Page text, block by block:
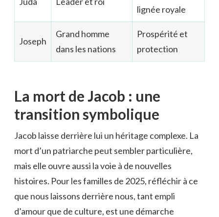
lignée royale
Joseph
Grand homme
dans les nations
Prospérité et
protection
La mort de Jacob : une
transition symbolique
Jacob laisse derrière lui un héritage complexe. La
mort d’un patriarche peut sembler particulière,
mais elle ouvre aussi la voie à de nouvelles
histoires. Pour les familles de 2025, réfléchir à ce
que nous laissons derrière nous, tant empli
d’amour que de culture, est une démarche